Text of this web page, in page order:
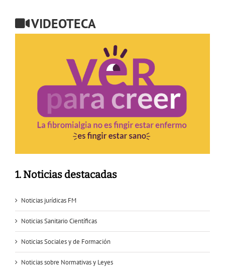
VIDEOTECA
1. Noticias destacadas
Noticias jurídicas FM
Noticias Sanitario Científicas
Noticias Sociales y de Formación
Noticias sobre Normativas y Leyes